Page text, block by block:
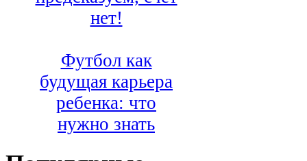
нет!
Футбол как
будущая карьера
ребенка: что
нужно знать